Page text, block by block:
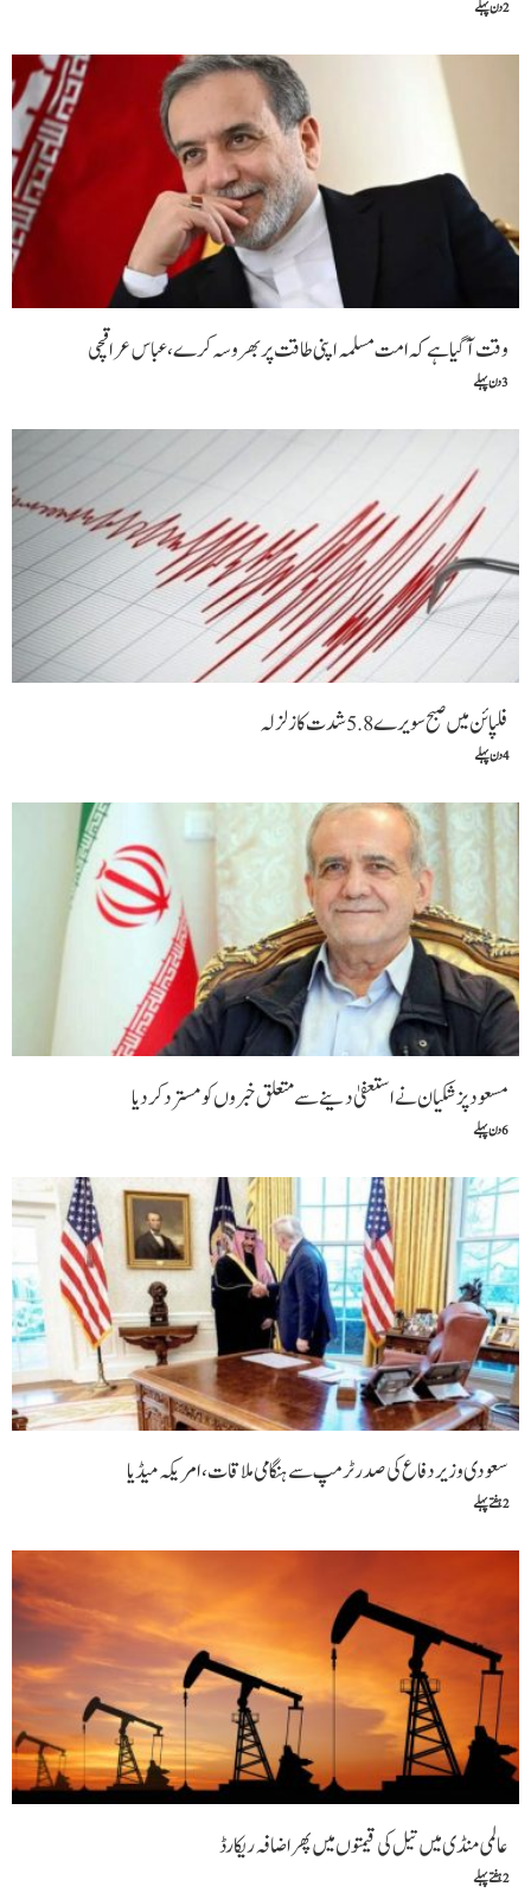
2 دن پہلے
وقت آگیا ہے کہ امت مسلمہ اپنی طاقت پر بھروسہ کرے ،عباس عراقچی
3 دن پہلے
فلپائن میں صبح سویرے 5.8شدت کا زلزلہ
4 دن پہلے
مسعود پزشکیان نے استعفیٰ دینے سے متعلق خبروں کو مسترد کردیا
6 دن پہلے
سعودی وزیر دفاع کی صدر ٹرمپ سے ہنگامی ملاقات،امریکہ میڈیا
2 ہفتے پہلے
عالمی منڈی میں تیل کی قیمتوں میں پھر اضافہ ریکارڈ
2 ہفتے پہلے